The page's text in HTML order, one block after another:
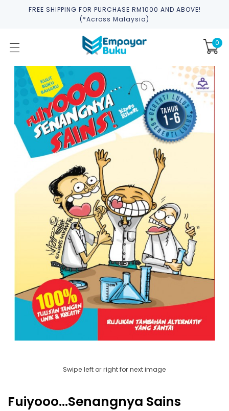
FREE SHIPPING FOR PURCHASE RM1000 AND ABOVE!
(*across Malaysia)
0
Swipe left or right for next image
Fuiyooo...senangnya Sains